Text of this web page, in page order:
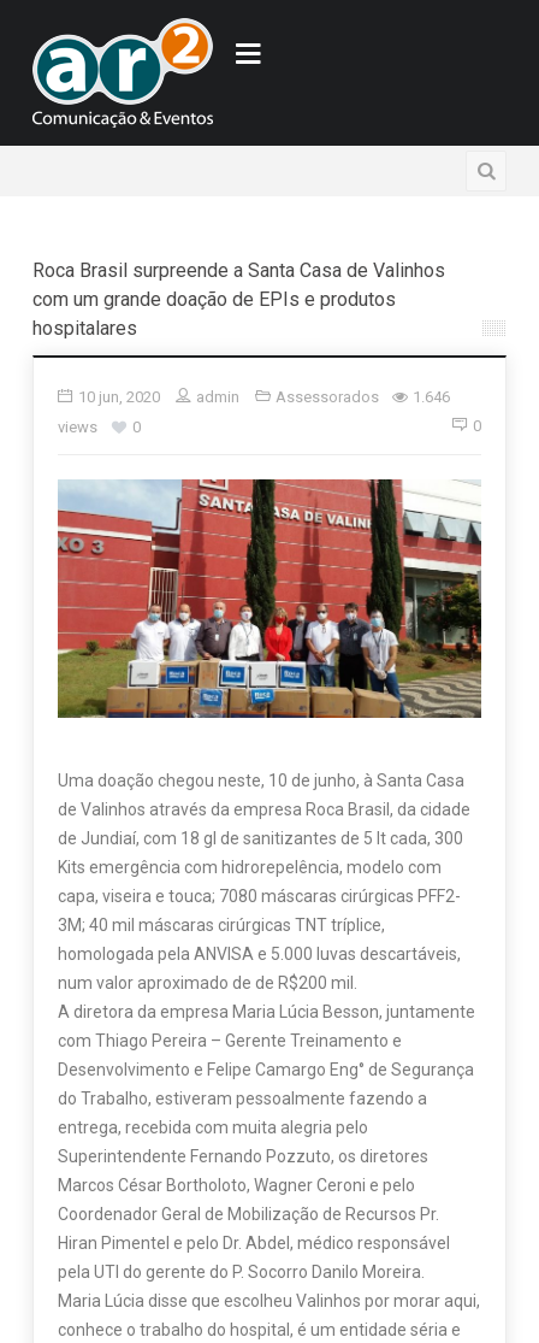
Roca Brasil surpreende a Santa Casa de Valinhos
com um grande doação de EPIs e produtos
hospitalares
10 jun, 2020 admin Assessorados
1.646
views
0 0
Uma doação chegou neste, 10 de junho, à Santa Casa
de Valinhos através da empresa Roca Brasil, da cidade
de Jundiaí, com 18 gl de sanitizantes de 5 lt cada, 300
Kits emergência com hidrorepelência, modelo com
capa, viseira e touca; 7080 máscaras cirúrgicas PFF2-
3M; 40 mil máscaras cirúrgicas TNT tríplice,
homologada pela ANVISA e 5.000 luvas descartáveis,
num valor aproximado de de R$200 mil.
A diretora da empresa Maria Lúcia Besson, juntamente
com Thiago Pereira – Gerente Treinamento e
Desenvolvimento e Felipe Camargo Eng° de Segurança
do Trabalho, estiveram pessoalmente fazendo a
entrega, recebida com muita alegria pelo
Superintendente Fernando Pozzuto, os diretores
Marcos César Bortholoto, Wagner Ceroni e pelo
Coordenador Geral de Mobilização de Recursos Pr.
Hiran Pimentel e pelo Dr. Abdel, médico responsável
pela UTI do gerente do P. Socorro Danilo Moreira.
Maria Lúcia disse que escolheu Valinhos por morar aqui,
conhece o trabalho do hospital, é um entidade séria e